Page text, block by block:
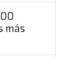
más